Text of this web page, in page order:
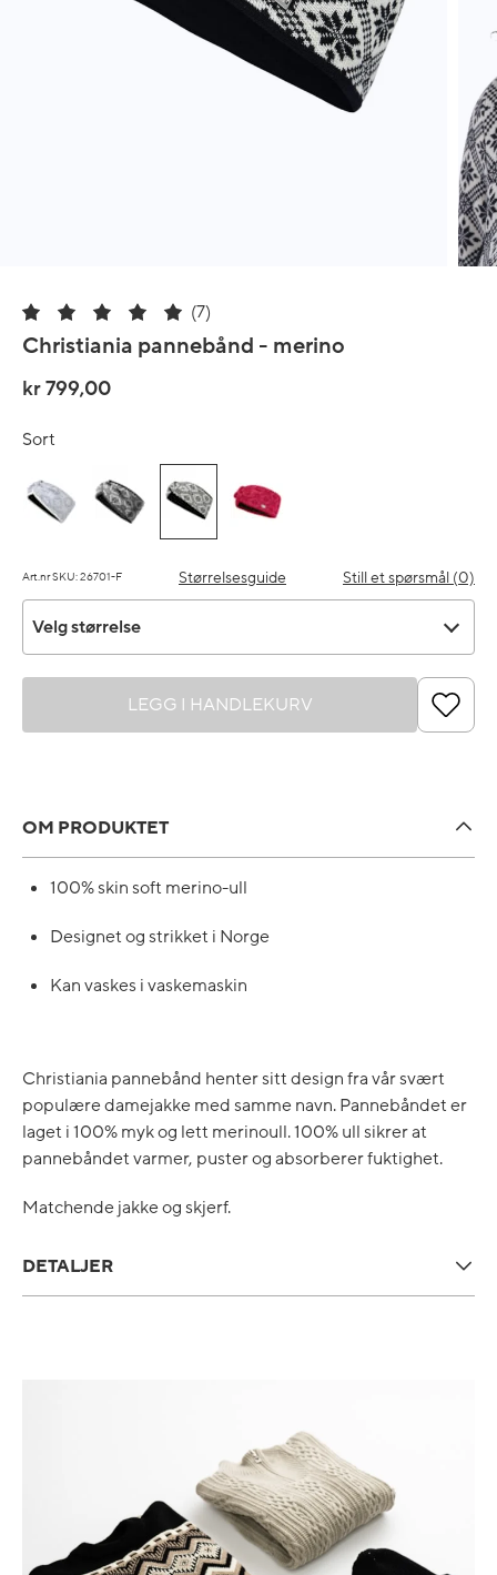
(7)
Christiania pannebånd - merino
kr 799,00
Sort
Art.nr SKU: 26701-F Størrelsesguide Still et spørsmål (0)
Velg størrelse
LEGG I HANDLEKURV
OM PRODUKTET
100% skin soft merino-ull
Designet og strikket i Norge
Kan vaskes i vaskemaskin
Christiania pannebånd henter sitt design fra vår svært
populære damejakke med samme navn. Pannebåndet er
laget i 100% myk og lett merinoull. 100% ull sikrer at
pannebåndet varmer, puster og absorberer fuktighet.
Matchende jakke og skjerf.
DETALJER